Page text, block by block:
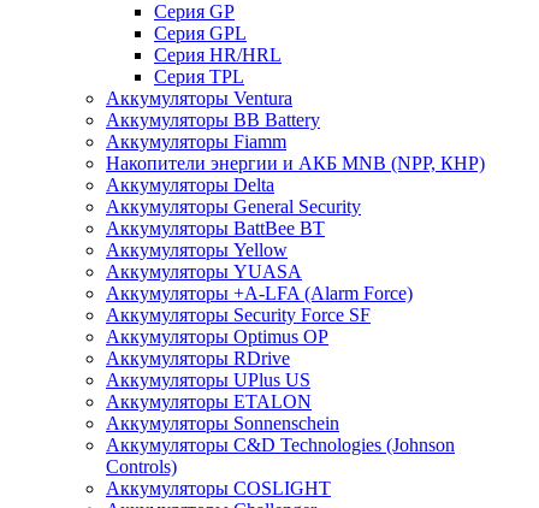
Cерия GP
Серия GPL
Серия HR/HRL
Серия TPL
Аккумуляторы Ventura
Аккумуляторы BB Battery
Аккумуляторы Fiamm
Накопители энергии и АКБ MNB (NPP, КНР)
Аккумуляторы Delta
Аккумуляторы General Security
Аккумуляторы BattBee BT
Аккумуляторы Yellow
Аккумуляторы YUASA
Аккумуляторы +A-LFA (Alarm Force)
Аккумуляторы Security Force SF
Аккумуляторы Optimus OP
Аккумуляторы RDrive
Аккумуляторы UPlus US
Аккумуляторы ETALON
Аккумуляторы Sonnenschein
Аккумуляторы С&D Technologies (Johnson
Controls)
Аккумуляторы COSLIGHT